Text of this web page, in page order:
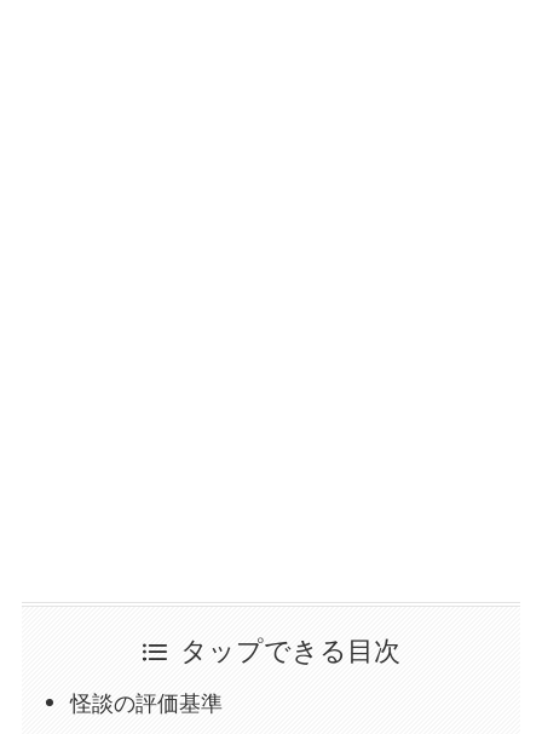
タップできる目次
怪談の評価基準